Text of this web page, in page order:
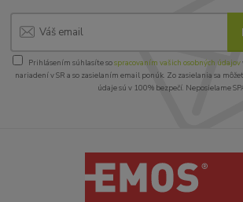
Prihlásením súhlasíte sospracovaním vašich osobných údajov
nariadení v SR a so zasielaním email ponúk. Zo zasielania sa
údaje sú v 100% bezpečí. Neposielame